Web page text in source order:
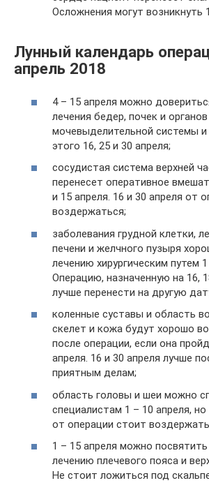
Осложнения могут возникнуть
Лунный календарь
апрель 2018
4 – 15 апреля можно
лечения бедер, почек и органов
мочевыделительной системы
этого 16, 25 и 30 апреля;
сосудистая система верхней
перенесет оперативное
и 15 апреля. 16 и 30 апреля от
воздержаться;
заболевания грудной клетки,
печени и желчного пузыря
лечению хирургическим путем 1
Операцию, назначенную на 16,
лучше перенести на другую
коленные суставы и область
скелет и кожа будут хорошо
после операции, если она
апреля. 16 и 30 апреля лучше
приятным делам;
область головы и шеи можно
специалистам 1 – 10 апреля, но
от операции стоит
1 – 15 апреля можно посвятить
лечению плечевого пояса и
Не стоит ложиться под